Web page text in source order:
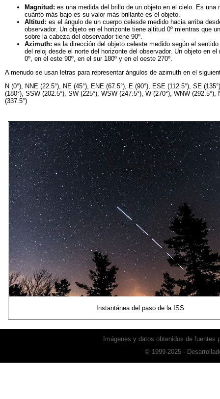
Magnitud: es una medida del brillo de un objeto en el cielo. Es una
cuánto más bajo es su valor más brillante es el objeto.
Altitud: es el ángulo de un cuerpo celesde medido hacia arriba
observador. Un objeto en el horizonte tiene altitud 0º mientras que
sobre la cabeza del observador tiene 90º.
Azimuth: es la dirección del objeto celeste medido según el
del reloj desde el norte del horizonte del observador. Un objeto en el
0º, en el este 90º, en el sur 180º y en el oeste 270º.
A menudo se usan letras para representar ángulos de azimuth en el
N (0°), NNE (22.5°), NE (45°), ENE (67.5°), E (90°), ESE (112.5°), SE
(180°), SSW (202.5°), SW (225°), WSW (247.5°), W (270°), WNW (292.5°),
(337.5°)
Instantánea del paso de la ISS
Imágenes y datos obtenidos de fuentes
© 1999-2025 -